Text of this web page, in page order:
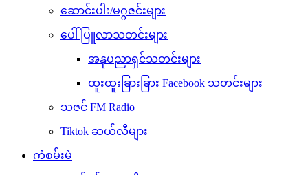
ဆောင်းပါး/မဂ္ဂဇင်းများ
ပေါ်ပြူလာသတင်းများ
အနုပညာရှင်သတင်းများ
ထူးထူးခြားခြား Facebook သတင်းများ
သဇင် FM Radio
Tiktok ဆယ်လီများ
ကံစမ်းမဲ